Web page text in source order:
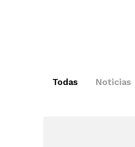
Todas Noticias